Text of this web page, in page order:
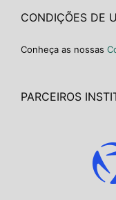
CONDIÇÕES DE
Conheça as nossas
PARCEIROS